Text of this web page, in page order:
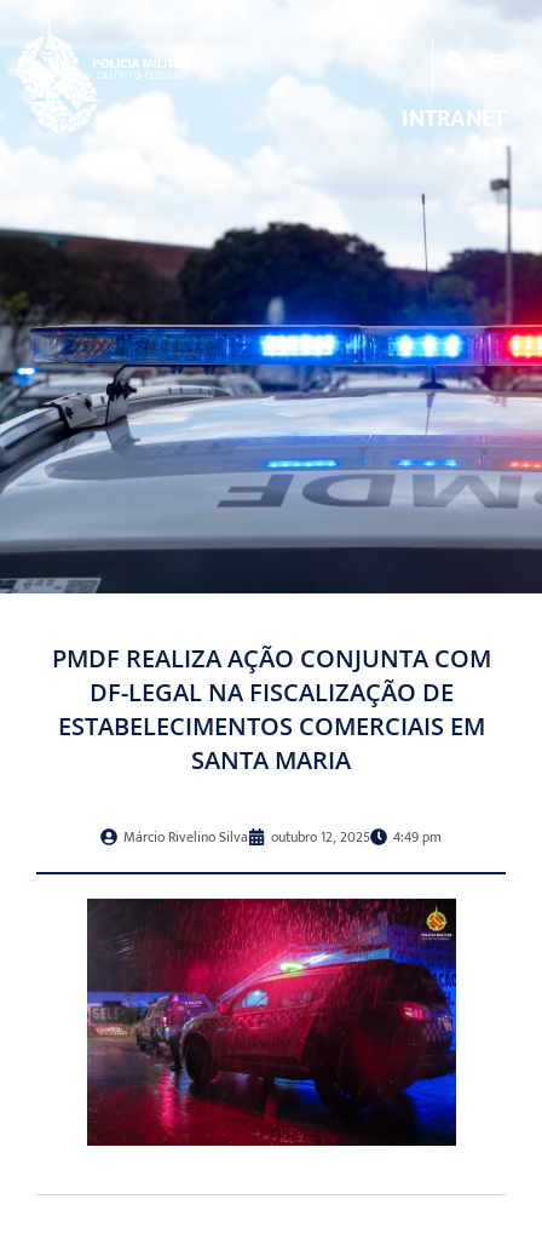
INTRANET
PMDF REALIZA AÇÃO CONJUNTA COM
DF-LEGAL NA FISCALIZAÇÃO DE
ESTABELECIMENTOS COMERCIAIS EM
SANTA MARIA
Márcio Rivelino Silva outubro 12, 2025 4:49 pm